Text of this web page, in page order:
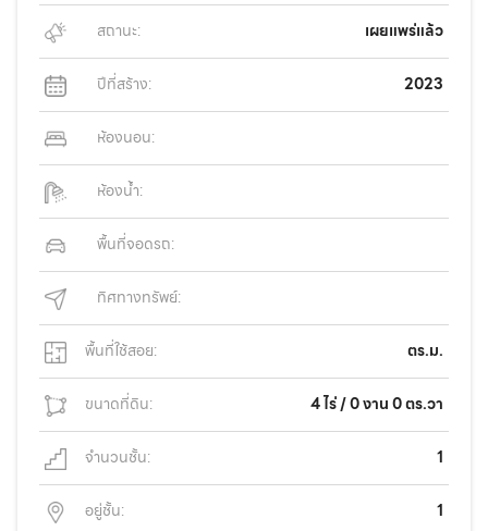
สถานะ: เผยแพร่แล้ว
ปีที่สร้าง: 2023
ห้องนอน:
ห้องน้ำ:
พื้นที่จอดรถ:
ทิศทางทรัพย์:
พื้นที่ใช้สอย: ตร.ม.
ขนาดที่ดิน: 4 ไร่ / 0 งาน 0 ตร.วา
จำนวนชั้น: 1
อยู่ชั้น: 1